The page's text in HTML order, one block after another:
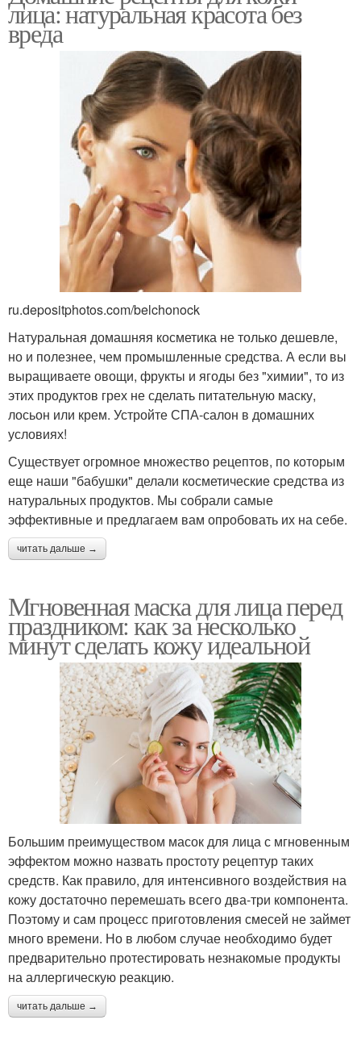
лица: натуральная красота без
вреда
ru.depositphotos.com/belchonock
Натуральная домашняя косметика не только дешевле,
но и полезнее, чем промышленные средства. А если вы
выращиваете овощи, фрукты и ягоды без "химии", то из
этих продуктов грех не сделать питательную маску,
лосьон или крем. Устройте СПА-салон в домашних
условиях!
Существует огромное множество рецептов, по которым
еще наши "бабушки" делали косметические средства из
натуральных продуктов. Мы собрали самые
эффективные и предлагаем вам опробовать их на себе.
читать дальше →
Мгновенная маска для лица перед
праздником: как за несколько
минут сделать кожу идеальной
Большим преимуществом масок для лица с мгновенным
эффектом можно назвать простоту рецептур таких
средств. Как правило, для интенсивного воздействия на
кожу достаточно перемешать всего два-три компонента.
Поэтому и сам процесс приготовления смесей не займет
много времени. Но в любом случае необходимо будет
предварительно протестировать незнакомые продукты
на аллергическую реакцию.
читать дальше →